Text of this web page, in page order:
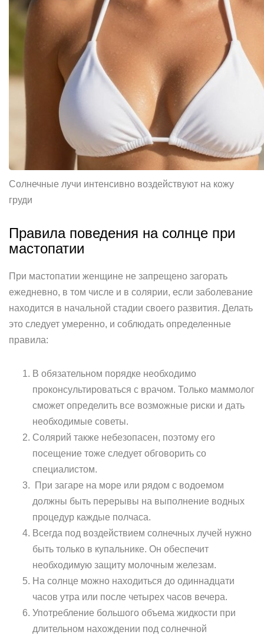
Солнечные лучи интенсивно воздействуют на кожу
груди
Правила поведения на солнце при
мастопатии
При мастопатии женщине не запрещено загорать
ежедневно, в том числе и в солярии, если заболевание
находится в начальной стадии своего развития. Делать
это следует умеренно, и соблюдать определенные
правила:
В обязательном порядке необходимо
проконсультироваться с врачом. Только маммолог
сможет определить все возможные риски и дать
необходимые советы.
Солярий также небезопасен, поэтому его
посещение тоже следует обговорить со
специалистом.
При загаре на море или рядом с водоемом
должны быть перерывы на выполнение водных
процедур каждые полчаса.
Всегда под воздействием солнечных лучей нужно
быть только в купальнике. Он обеспечит
необходимую защиту молочным железам.
На солнце можно находиться до одиннадцати
часов утра или после четырех часов вечера.
Употребление большого объема жидкости при
длительном нахождении под солнечной